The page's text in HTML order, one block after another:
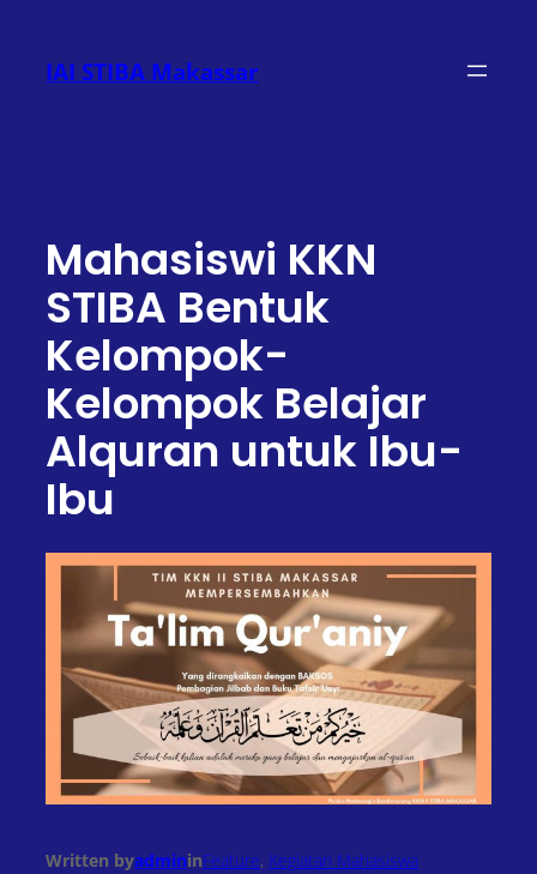
konten
IAI STIBA Makassar
Mahasiswi KKN
STIBA Bentuk
Kelompok-
Kelompok Belajar
Alquran untuk Ibu-
Ibu
Written byadmininFeature, Kegiatan Mahasiswa